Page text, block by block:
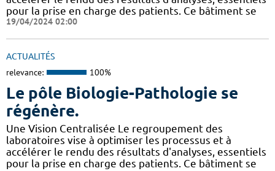
pour la prise en charge des patients. Ce bâtiment se
19/04/2024 02:00
ACTUALITÉS
relevance: 100%
Le pôle Biologie-Pathologie se
régénère.
Une Vision Centralisée Le regroupement des
laboratoires vise à optimiser les processus et à
accélérer le rendu des résultats d'analyses, essentiels
pour la prise en charge des patients. Ce bâtiment se